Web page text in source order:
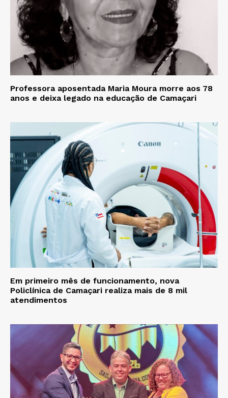
Professora aposentada Maria Moura morre aos 78
anos e deixa legado na educação de Camaçari
Em primeiro mês de funcionamento, nova
Policlínica de Camaçari realiza mais de 8 mil
atendimentos